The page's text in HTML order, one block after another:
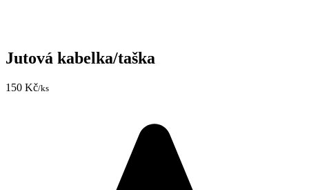
Jutová kabelka/taška
150 Kč/ks